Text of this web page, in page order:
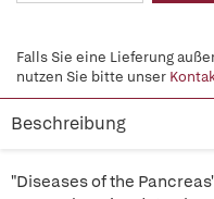
Falls Sie eine Lieferung
nutzen Sie bitte unser
Beschreibung
"Diseases of the